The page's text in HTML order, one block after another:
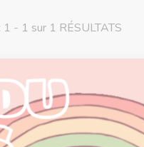
- 1 sur 1 RÉSULTATS